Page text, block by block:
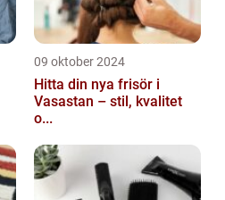
09 oktober 2024
Hitta din nya frisör i
Vasastan – stil, kvalitet
o...